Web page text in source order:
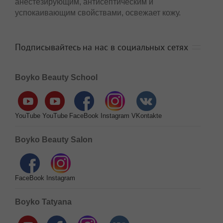
анестезирующим, антисептическим и
успокаивающим свойствами, освежает кожу.
Подписывайтесь на нас в социальных сетях
Boyko Beauty School
YouTube YouTube FaceBook Instagram VKontakte
Boyko Beauty Salon
FaceBook Instagram
Boyko Tatyana